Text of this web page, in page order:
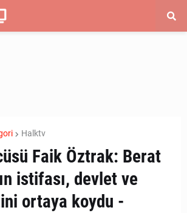
Halktv
Faik Öztrak: Berat
istifası, devlet ve
ortaya koydu -